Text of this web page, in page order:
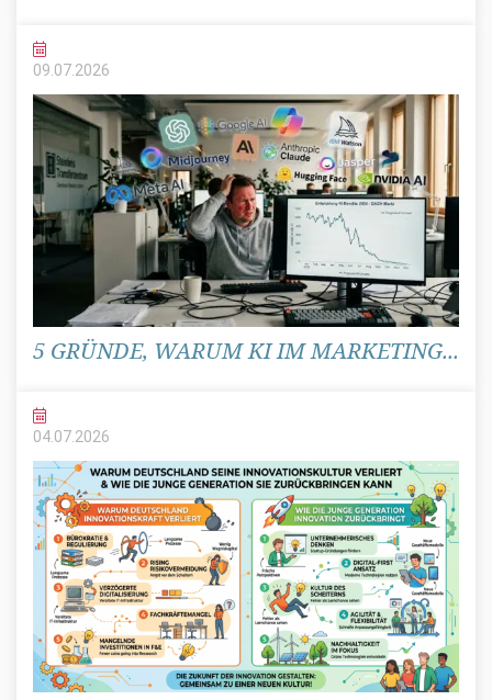
09.07. 2026
5 GRÜNDE, WARUM KI IM MARKETING...
04.07. 2026